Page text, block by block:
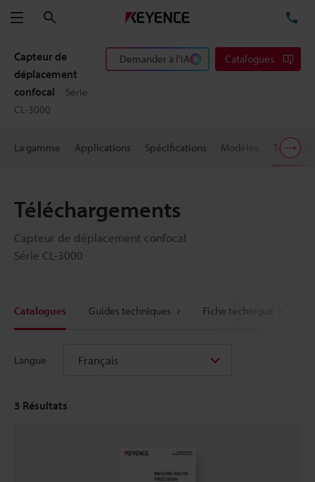
Menu
Capteur de
déplacement
confocal
Série
CL-3000
Demander à l'IA Catalogues
La gamme Applications Spécifications Modèles
Téléchargements
Capteur de déplacement confocal
Série CL-3000
Catalogues Guides techniques Fiche technique
Langue Français
3 Résultats